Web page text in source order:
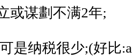
或谋劃不满2年;
是纳税很少;(好比